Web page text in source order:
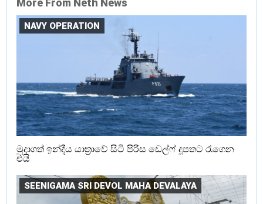
More From Neth News
NAVY OPERATION
මුදාගත් ඉන්දීය යාත්‍රාවේ සිටි පිරිස ඩෙල්ෆ් දූපතට රැගෙන
එයි
SEENIGAMA SRI DEVOL MAHA DEVALAYA